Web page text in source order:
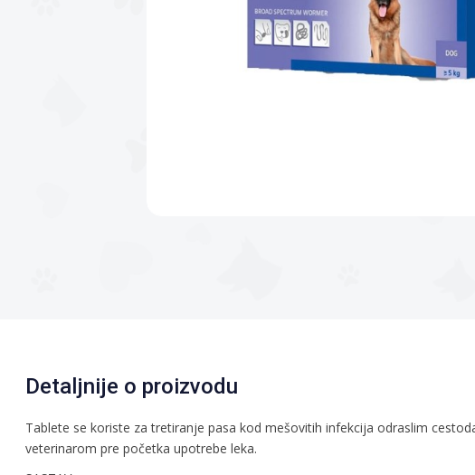
Detaljnije o proizvodu
Tablete se koriste za tretiranje pasa kod mešovitih infekcija odraslim
veterinarom pre početka upotrebe leka.